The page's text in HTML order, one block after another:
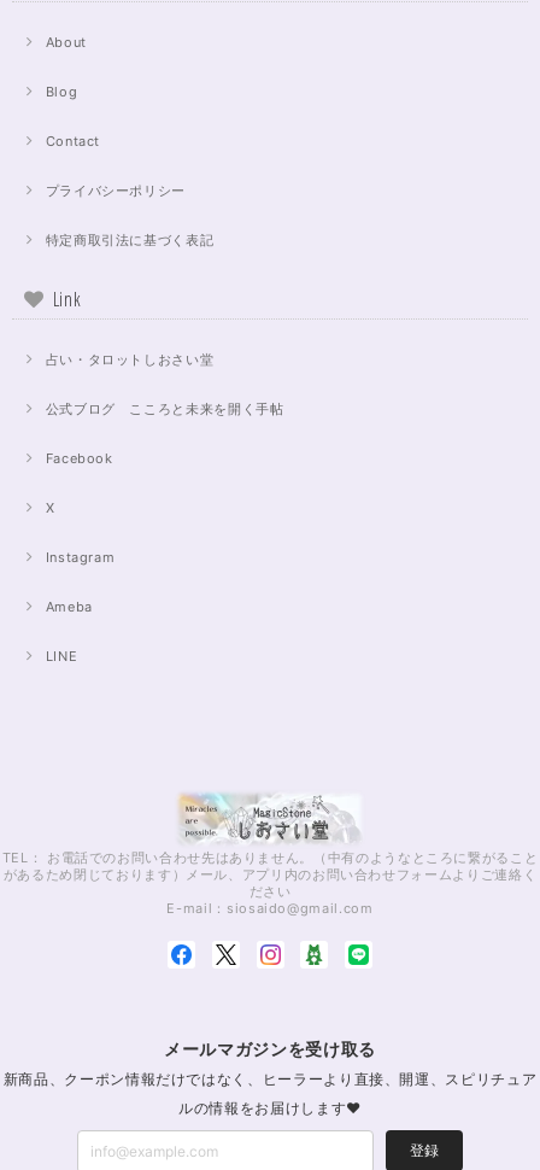
About
Blog
Contact
プライバシーポリシー
特定商取引法に基づく表記
Link
占い・タロットしおさい堂
公式ブログ こころと未来を開く手帖
Facebook
X
Instagram
Ameba
LINE
TEL： お電話でのお問い合わせ先はありません。（中有のようなところに繋がること
があるため閉じております）メール、アプリ内のお問い合わせフォームよりご連絡く
ださい
E-mail： siosaido@gmail.com
メールマガジンを受け取る
新商品、クーポン情報だけではなく、ヒーラーより直接、開運、スピリチュア
ルの情報をお届けします♥
登録